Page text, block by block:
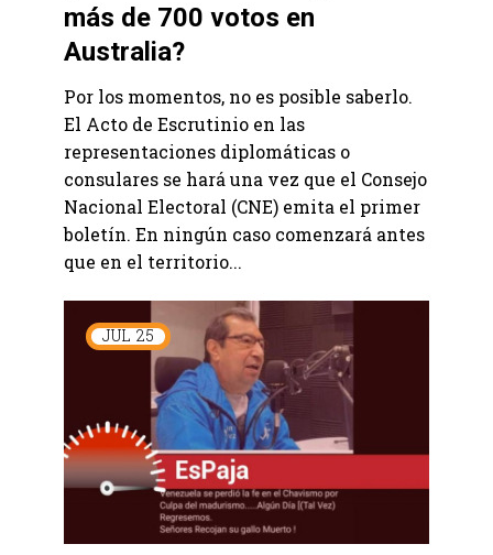
más de 700 votos en
Australia?
Por los momentos, no es posible saberlo.
El Acto de Escrutinio en las
representaciones diplomáticas o
consulares se hará una vez que el Consejo
Nacional Electoral (CNE) emita el primer
boletín. En ningún caso comenzará antes
que en el territorio...
JUL 25